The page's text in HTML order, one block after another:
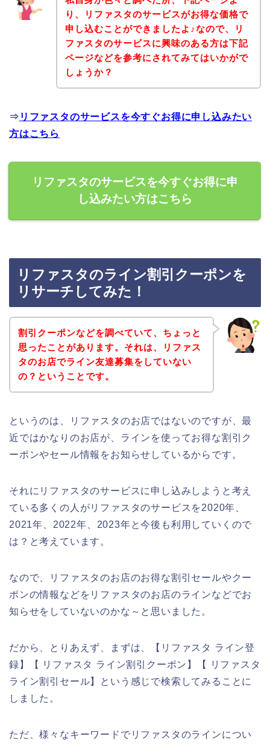
り、リファスタのサービスがお得な価格で
申し込むことができましたよ♪なので、リ
ファスタのサービスに興味のある方は下記
ページなどを参考にされてみてはいかがで
しょうか？
⇒ リファスタのサービスを今すぐお得に申し込みたい
方はこちら
リファスタのサービスを今すぐお得に申
し込みたい方はこちら
リファスタのライン割引クーポンを
リサーチしてみた！
割引クーポンなどを調べていて、ちょっと
思ったことがあります。それは、リファス
タのお店でライン友達募集をしていない
の？ということです。
というのは、リファスタのお店ではないのですが、最
近ではかなりのお店が、ラインを使ってお得な割引ク
ーポンやセール情報をお知らせしているからです。
それにリファスタのサービスに申し込みしようと考え
ている多くの人がリファスタのサービスを2020年、
2021年、2022年、2023年と今後も利用していくので
は？と考えています。
なので、リファスタのお店のお得な割引セールやクー
ポンの情報などをリファスタのお店のラインなどでお
知らせをしていないのかな～と思いました。
だから、とりあえず、まずは、【リファスタ ライン登
録】【 リファスタ ライン割引クーポン】【 リファスタ
ライン割引セール】という感じで検索してみることに
しました。
ただ、様々なキーワードでリファスタのラインについ